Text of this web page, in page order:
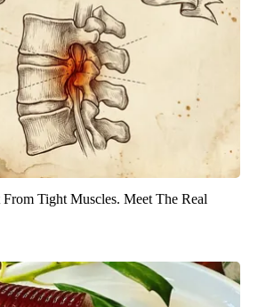
Tight Muscles. Meet The Real